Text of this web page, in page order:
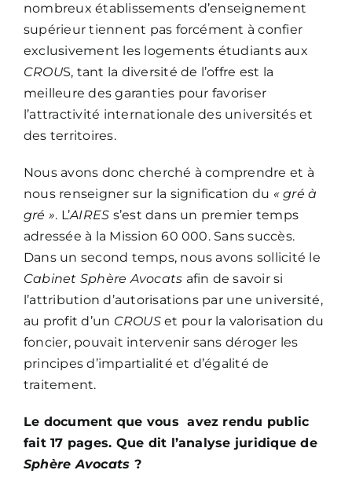
nombreux établissements d’enseignement
supérieur tiennent pas forcément à confier
exclusivement les logements étudiants aux
CROUS, tant la diversité de l’offre est la
meilleure des garanties pour favoriser
l’attractivité internationale des universités et
des territoires.
Nous avons donc cherché à comprendre et à
nous renseigner sur la signification du « gré à
gré ». L’AIRES s’est dans un premier temps
adressée à la Mission 60 000. Sans succès.
Dans un second temps, nous avons sollicité le
Cabinet Sphère Avocats afin de savoir si
l’attribution d’autorisations par une université,
au profit d’un CROUSet pour la valorisation du
foncier, pouvait intervenir sans déroger les
principes d’impartialité et d’égalité de
traitement.
Le document que vous avez rendu public
fait 17 pages. Que dit l’analyse juridique de
Sphère Avocats ?